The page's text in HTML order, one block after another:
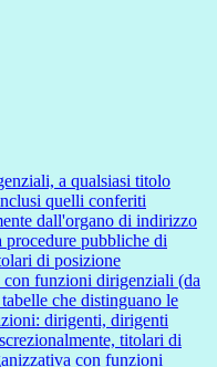
a qualsiasi titolo
quelli conferiti
dall'organo di indirizzo
procedure pubbliche di
di posizione
con funzioni dirigenziali (da
che distinguano le
dirigenti, dirigenti
titolari di
con funzioni